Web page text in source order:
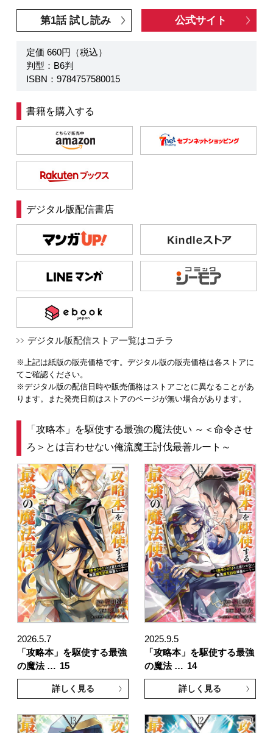
第1話 試し読み 公式サイト
定価 660円（税込）
判型：B6判
ISBN：9784757580015
書籍を購入する
デジタル版配信書店
デジタル版配信ストア一覧はコチラ
※上記は紙版の販売価格です。デジタル版の販売価格は各ストアに
てご確認ください。
※デジタル版の配信日時や販売価格はストアごとに異なることがあ
ります。また発売日前はストアのページが無い場合があります。
「攻略本」を駆使する最強の魔法使い ～＜命令させ
ろ＞とは言わせない俺流魔王討伐最善ルート～
2026.5.7
「攻略本」を駆使する最強
の魔法 … 15
詳しく見る
2025.9.5
「攻略本」を駆使する最強
の魔法 … 14
詳しく見る